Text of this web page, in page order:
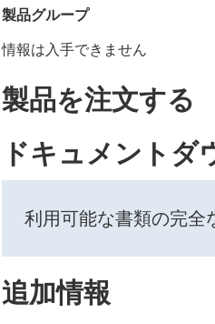
製品グループ
情報は入手できません
製品を注文する
ドキュメントダ
利用可能な書類の完全
追加情報